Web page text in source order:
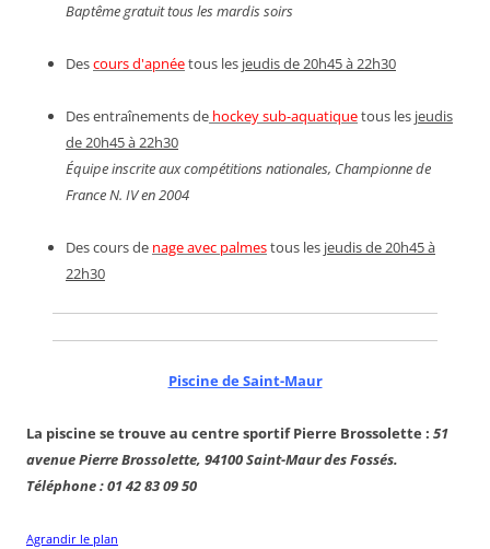
Baptême gratuit tous les mardis soirs
Descours d'apnéetous les jeudis de 20h45 à 22h30
Des entraînements de hockey sub-aquatiquetous les jeudis
de 20h45 à 22h30
Équipe inscrite aux compétitions nationales, Championne de
France N. IV en 2004
Des cours de nage avec palmestous les jeudis de 20h45 à
22h30
Piscine de Saint-Maur
La piscine se trouve au centre sportif Pierre Brossolette : 51
avenue Pierre Brossolette, 94100 Saint-Maur des Fossés.
Téléphone : 01 42 83 09 50
Agrandir le plan